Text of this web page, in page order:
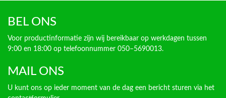
BEL ONS
Voor productinformatie zijn wij bereikbaar op werkdagen tussen
9:00 en 18:00 op telefoonnummer 050–5690013.
MAIL ONS
U kunt ons op ieder moment van de dag een bericht sturen via het